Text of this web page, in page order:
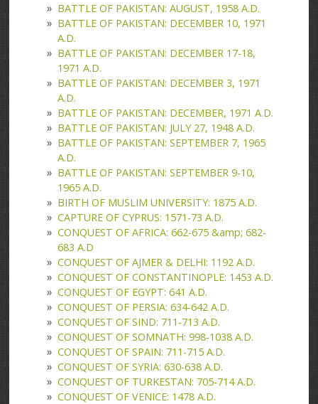
BATTLE OF PAKISTAN: AUGUST, 1958 A.D.
BATTLE OF PAKISTAN: DECEMBER 10, 1971
A.D.
BATTLE OF PAKISTAN: DECEMBER 17-18,
1971 A.D.
BATTLE OF PAKISTAN: DECEMBER 3, 1971
A.D.
BATTLE OF PAKISTAN: DECEMBER, 1971 A.D.
BATTLE OF PAKISTAN: JULY 27, 1948 A.D.
BATTLE OF PAKISTAN: SEPTEMBER 7, 1965
A.D.
BATTLE OF PAKISTAN: SEPTEMBER 9-10,
1965 A.D.
BIRTH OF MUSLIM UNIVERSITY: 1875 A.D.
CAPTURE OF CYPRUS: 1571-73 A.D.
CONQUEST OF AFRICA: 662-675 &amp; 682-
683 A.D
CONQUEST OF AJMER & DELHI: 1192 A.D.
CONQUEST OF CONSTANTINOPLE: 1453 A.D.
CONQUEST OF EGYPT: 641 A.D.
CONQUEST OF PERSIA: 634-642 A.D.
CONQUEST OF SIND: 711-713 A.D.
CONQUEST OF SOMNATH: 998-1038 A.D.
CONQUEST OF SPAIN: 711-715 A.D.
CONQUEST OF SYRIA: 630-638 A.D.
CONQUEST OF TURKESTAN: 705-714 A.D.
CONQUEST OF VENICE: 1478 A.D.